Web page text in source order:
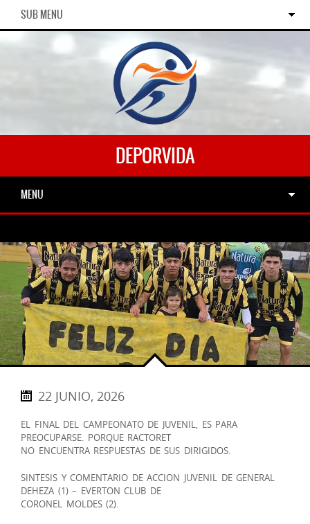
SUB MENU
DEPORVIDA
MENU
22 JUNIO, 2026
EL FINAL DEL CAMPEONATO DE JUVENIL, ES PARA
PREOCUPARSE. PORQUE RACTORET
NO ENCUENTRA RESPUESTAS DE SUS DIRIGIDOS.
SINTESIS Y COMENTARIO DE ACCION JUVENIL DE GENERAL
DEHEZA (1) – EVERTON CLUB DE
CORONEL MOLDES (2).